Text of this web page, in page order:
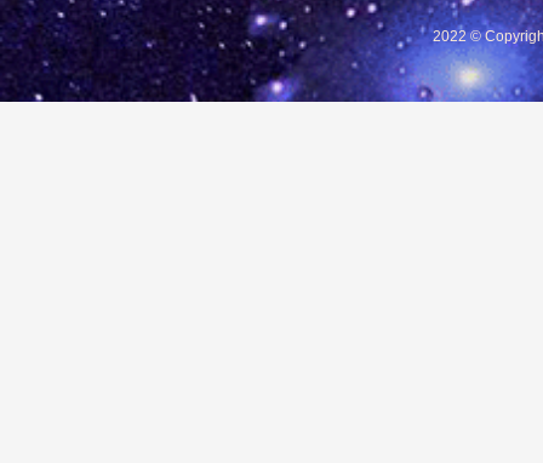
2022 ©